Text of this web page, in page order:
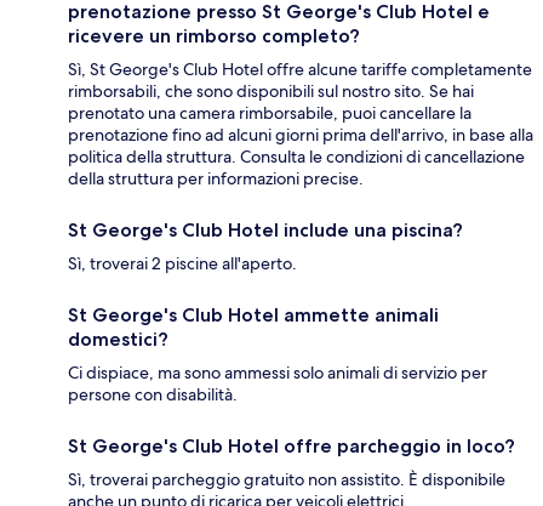
prenotazione presso St George's Club Hotel e
ricevere un rimborso completo?
Sì, St George's Club Hotel offre alcune tariffe completamente
rimborsabili, che sono disponibili sul nostro sito. Se hai
prenotato una camera rimborsabile, puoi cancellare la
prenotazione fino ad alcuni giorni prima dell'arrivo, in base alla
politica della struttura. Consulta le condizioni di cancellazione
della struttura per informazioni precise.
St George's Club Hotel include una piscina?
Sì, troverai 2 piscine all'aperto.
St George's Club Hotel ammette animali
domestici?
Ci dispiace, ma sono ammessi solo animali di servizio per
persone con disabilità.
St George's Club Hotel offre parcheggio in loco?
Sì, troverai parcheggio gratuito non assistito. È disponibile
anche un punto di ricarica per veicoli elettrici.